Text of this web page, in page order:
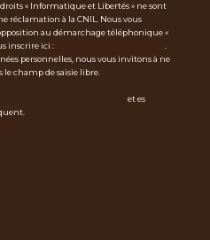
« Informatique et Libertés » ne sont
réclamation à la CNIL. Nous vous
au démarchage téléphonique «
inscrire ici :
personnelles, nous vous invitons à ne
le champ de saisie libre.
et es